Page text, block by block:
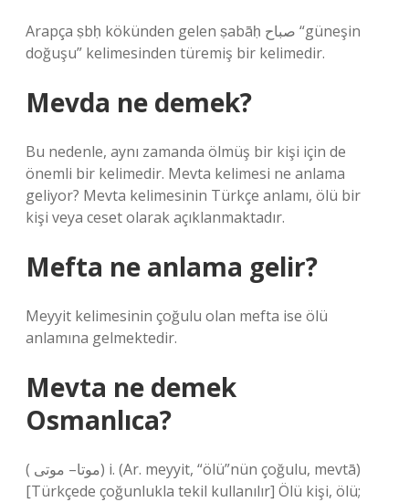
Arapça ṣbḥ kökünden gelen ṣabāḥ صباح “güneşin
doğuşu” kelimesinden türemiş bir kelimedir.
Mevda ne demek?
Bu nedenle, aynı zamanda ölmüş bir kişi için de
önemli bir kelimedir. Mevta kelimesi ne anlama
geliyor? Mevta kelimesinin Türkçe anlamı, ölü bir
kişi veya ceset olarak açıklanmaktadır.
Mefta ne anlama gelir?
Meyyit kelimesinin çoğulu olan mefta ise ölü
anlamına gelmektedir.
Mevta ne demek
Osmanlıca?
( ﻣﻮﺗﺎ– ﻣﻮﺗﻰ) i. (Ar. meyyit, “ölü”nün çoğulu, mevtā)
[Türkçede çoğunlukla tekil kullanılır] Ölü kişi, ölü;